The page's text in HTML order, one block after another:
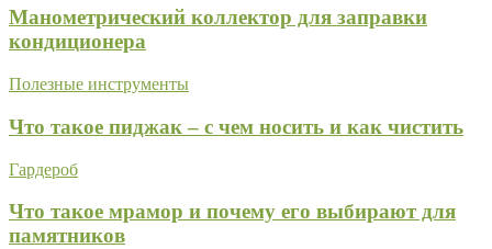
Манометрический коллектор для заправки
кондиционера
Полезные инструменты
Что такое пиджак – с чем носить и как чистить
Гардероб
Что такое мрамор и почему его выбирают для
памятников